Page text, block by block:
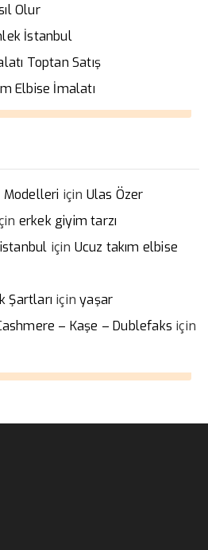
Olur
İstanbul
Toptan Satış
Elbise İmalatı
Modelleri için Ulas Özer
erkek giyim tarzı
için Ucuz takım elbise
Şartları içinyaşar
– Kaşe – Dublefaks için